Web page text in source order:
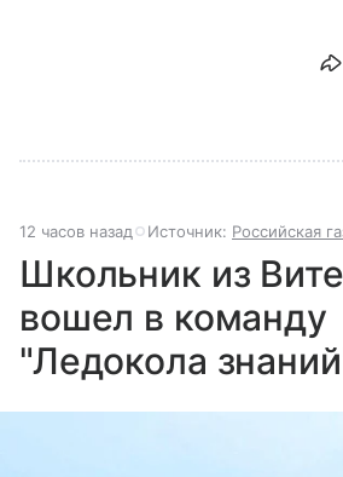
12 часов назад Источник: Российская
Школьник из
вошел в команду
"Ледокола